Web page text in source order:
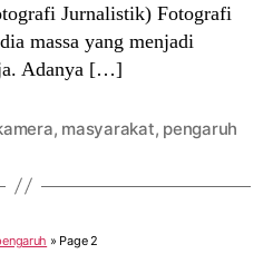
Jurnalistik) Fotografi
massa yang menjadi
Adanya […]
, masyarakat, pengaruh
» Page 2